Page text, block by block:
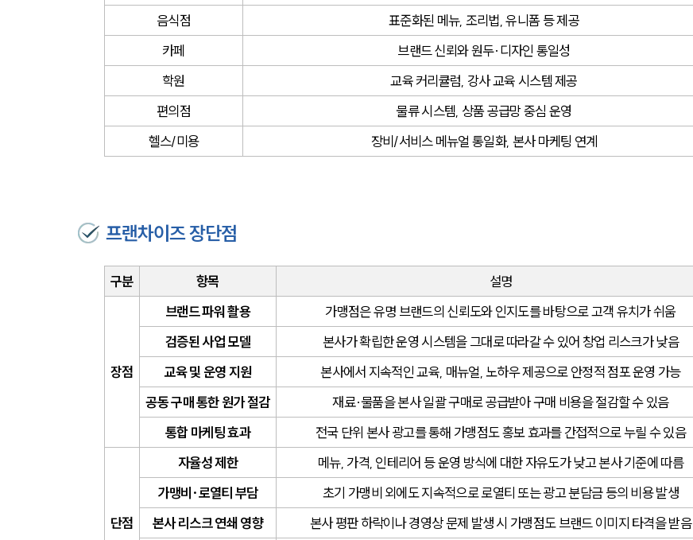
음식점
표준화된 메뉴, 조리법, 유니폼 등 제공
카페
브랜드 신뢰와 원두·디자인 통일성
학원
교육 커리큘럼, 강사 교육 시스템 제공
편의점
물류 시스템, 상품 공급망 중심 운영
헬스/미용
장비/서비스 메뉴얼 통일화, 본사 마케팅 연계
프랜차이즈 장단점
구분 항목 설명
장점
브랜드 파워 활용
가맹점은 유명 브랜드의 신뢰도와 인지도를 바탕으로 고객 유치가 쉬움
검증된 사업 모델
본사가 확립한 운영 시스템을 그대로 따라갈 수 있어 창업 리스크가 낮음
교육 및 운영 지원
본사에서 지속적인 교육, 매뉴얼, 노하우 제공으로 안정적 점포 운영 가능
공동 구매 통한 원가 절감
재료·물품을 본사 일괄 구매로 공급받아 구매 비용을 절감할 수 있음
통합 마케팅 효과
전국 단위 본사 광고를 통해 가맹점도 홍보 효과를 간접적으로 누릴 수 있음
단점
자율성 제한
메뉴, 가격, 인테리어 등 운영 방식에 대한 자유도가 낮고 본사 기준에 따름
가맹비·로열티 부담
초기 가맹비 외에도 지속적으로 로열티 또는 광고 분담금 등의 비용 발생
본사 리스크 연쇄 영향
본사 평판 하락이나 경영상 문제 발생 시 가맹점도 브랜드 이미지 타격을 받음